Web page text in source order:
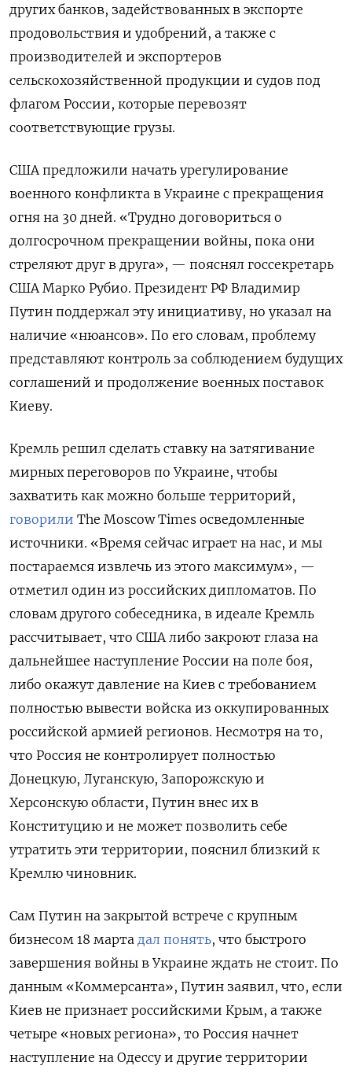
других банков, задействованных в экспорте
продовольствия и удобрений, а также с
производителей и экспортеров
сельскохозяйственной продукции и судов под
флагом России, которые перевозят
соответствующие грузы.
США предложили начать урегулирование
военного конфликта в Украине с прекращения
огня на 30 дней. «Трудно договориться о
долгосрочном прекращении войны, пока они
стреляют друг в друга», — пояснял госсекретарь
США Марко Рубио. Президент РФ Владимир
Путин поддержал эту инициативу, но указал на
наличие «нюансов». По его словам, проблему
представляют контроль за соблюдением будущих
соглашений и продолжение военных поставок
Киеву.
Кремль решил сделать ставку на затягивание
мирных переговоров по Украине, чтобы
захватить как можно больше территорий,
говорили The Moscow Times осведомленные
источники. «Время сейчас играет на нас, и мы
постараемся извлечь из этого максимум», —
отметил один из российских дипломатов. По
словам другого собеседника, в идеале Кремль
рассчитывает, что США либо закроют глаза на
дальнейшее наступление России на поле боя,
либо окажут давление на Киев с требованием
полностью вывести войска из оккупированных
российской армией регионов. Несмотря на то,
что Россия не контролирует полностью
Донецкую, Луганскую, Запорожскую и
Херсонскую области, Путин внес их в
Конституцию и не может позволить себе
утратить эти территории, пояснил близкий к
Кремлю чиновник.
Сам Путин на закрытой встрече с крупным
бизнесом 18 марта дал понять, что быстрого
завершения войны в Украине ждать не стоит. По
данным «Коммерсанта», Путин заявил, что, если
Киев не признает российскими Крым, а также
четыре «новых региона», то Россия начнет
наступление на Одессу и другие территории